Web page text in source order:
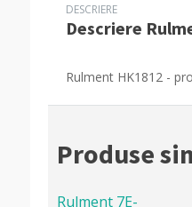
DESCRIERE
Descriere
Rulment HK1812 -
Produse
Rulment 7E-